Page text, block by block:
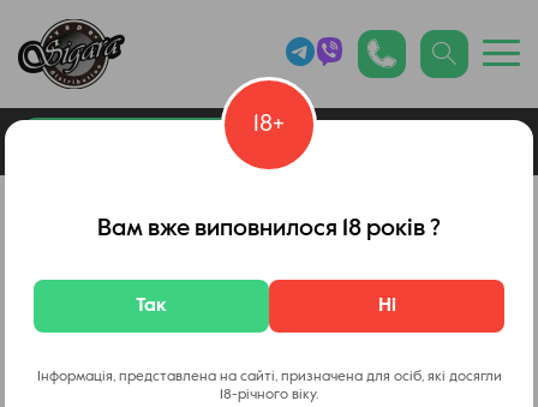
Каталог товарів
Одноразки Aroma King / Арома Кінг
18+
Вам вже виповнилося 18 років ?
Так Ні
Інформація, представлена на сайті, призначена для осіб, які досягли
18-річного віку.